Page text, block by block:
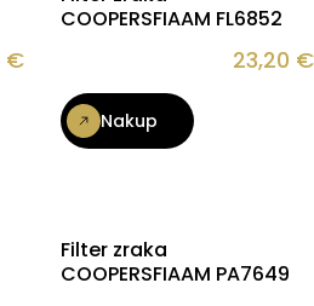
€
COOPERSFIAAM FL6852
23,20 €
Nakup
Filter zraka
COOPERSFIAAM PA7649